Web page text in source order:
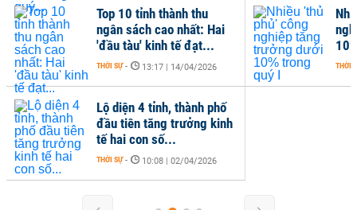
Top 10 tỉnh thành thu
ngân sách cao nhất: Hai
'đầu tàu' kinh tế đạt...
THỜI SỰ - 13:17 | 14/04/2026 THỜI
Lộ diện 4 tỉnh, thành phố
đầu tiên tăng trưởng kinh
tế hai con số...
THỜI SỰ - 10:08 | 02/04/2026